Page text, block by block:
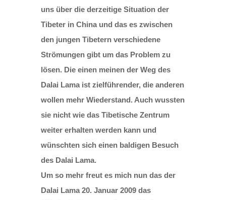
uns über die derzeitige Situation der
Tibeter in China und das es zwischen
den jungen Tibetern verschiedene
Strömungen gibt um das Problem zu
lösen. Die einen meinen der Weg des
Dalai Lama ist zielführender, die anderen
wollen mehr Wiederstand. Auch wussten
sie nicht wie das Tibetische Zentrum
weiter erhalten werden kann und
wünschten sich einen baldigen Besuch
des Dalai Lama.
Um so mehr freut es mich nun das der
Dalai Lama 20. Januar 2009 das